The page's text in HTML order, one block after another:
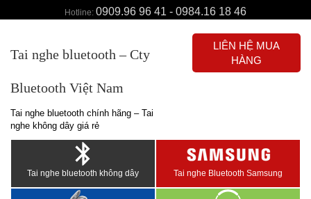
Hotline: 0909.96 96 41 - 0984.16 18 46
Tai nghe bluetooth – Cty
Bluetooth Việt Nam
Tai nghe bluetooth chính hãng – Tai
nghe không dây giá rẻ
LIÊN HỆ MUA
HÀNG
Tai nghe bluetooth không dây Tai nghe Bluetooth Samsung